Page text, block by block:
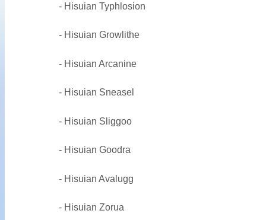
- Hisuian Typhlosion
- Hisuian Growlithe
- Hisuian Arcanine
- Hisuian Sneasel
- Hisuian Sliggoo
- Hisuian Goodra
- Hisuian Avalugg
- Hisuian Zorua